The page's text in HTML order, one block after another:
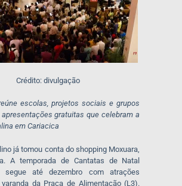
Crédito: divulgação
escolas, projetos sociais e grupos
gratuitas que celebram a
em Cariacica
já tomou conta do shopping Moxuara,
A temporada de Cantatas de Natal
segue até dezembro com atrações
da Praça de Alimentação (L3).